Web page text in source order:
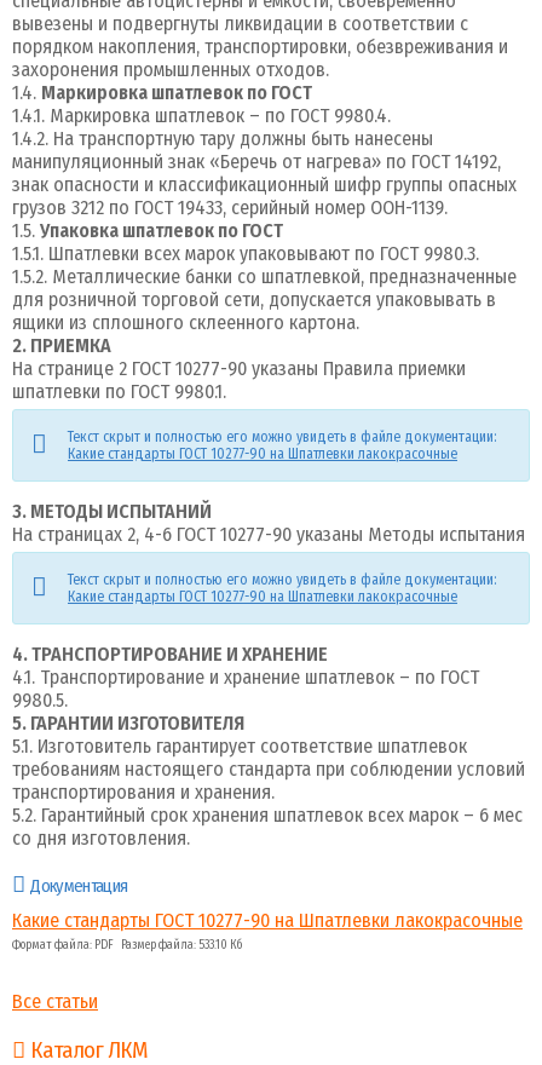
вывезены и подвергнуты ликвидации в соответствии с
порядком накопления, транспортировки, обезвреживания и
захоронения промышленных отходов.
1.4. Маркировка шпатлевок по ГОСТ
1.4.1. Маркировка шпатлевок – по ГОСТ 9980.4.
1.4.2. На транспортную тару должны быть нанесены
манипуляционный знак «Беречь от нагрева» по ГОСТ 14192,
знак опасности и классификационный шифр группы опасных
грузов 3212 по ГОСТ 19433, серийный номер ООН-1139.
1.5. Упаковка шпатлевок по ГОСТ
1.5.1. Шпатлевки всех марок упаковывают по ГОСТ 9980.3.
1.5.2. Металлические банки со шпатлевкой, предназначенные
для розничной торговой сети, допускается упаковывать в
ящики из сплошного склеенного картона.
2. ПРИЕМКА
На странице 2 ГОСТ 10277-90 указаны Правила приемки
шпатлевки по ГОСТ 9980.1.
Текст скрыт и полностью его можно увидеть в файле документации:
Какие стандарты ГОСТ 10277-90 на Шпатлевки лакокрасочные
3. МЕТОДЫ ИСПЫТАНИЙ
На страницах 2, 4-6 ГОСТ 10277-90 указаны Методы испытания
Текст скрыт и полностью его можно увидеть в файле документации:
Какие стандарты ГОСТ 10277-90 на Шпатлевки лакокрасочные
4. ТРАНСПОРТИРОВАНИЕ И ХРАНЕНИЕ
4.1. Транспортирование и хранение шпатлевок – по ГОСТ
9980.5.
5. ГАРАНТИИ ИЗГОТОВИТЕЛЯ
5.1. Изготовитель гарантирует соответствие шпатлевок
требованиям настоящего стандарта при соблюдении условий
транспортирования и хранения.
5.2. Гарантийный срок хранения шпатлевок всех марок – 6 мес
со дня изготовления.
Документация
Какие стандарты ГОСТ 10277-90 на Шпатлевки лакокрасочные
Формат файла: PDF Размер файла: 533.10 Кб
Все статьи
Каталог ЛКМ